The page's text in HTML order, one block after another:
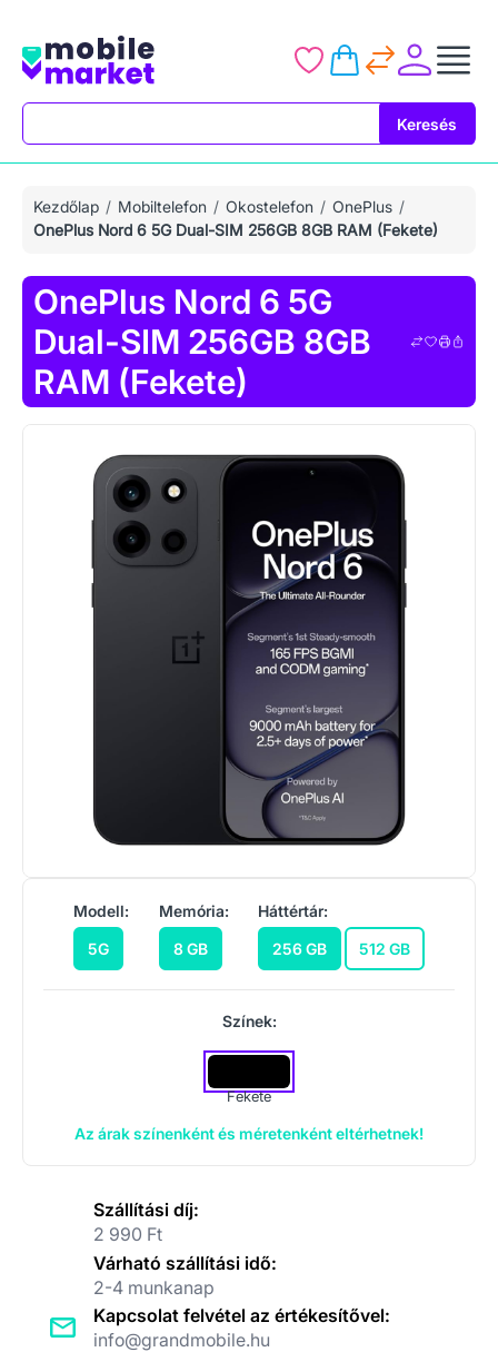
Keresés
Kezdőlap Mobiltelefon Okostelefon
OnePlus
OnePlus Nord 6 5G Dual-SIM 256GB 8GB RAM (Fekete)
OnePlus Nord 6 5G
Dual-SIM 256GB 8GB
RAM (Fekete)
Modell:
5G
Memória:
8 GB
Háttértár:
256 GB
512 GB
Színek:
Fekete
Az árak színenként és méretenként eltérhetnek!
Szállítási díj:
2 990 Ft
Várható szállítási idő:
2-4 munkanap
Kapcsolat felvétel az értékesítővel:
info@grandmobile.hu